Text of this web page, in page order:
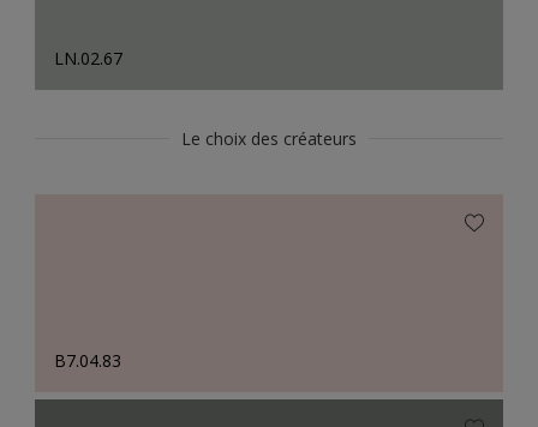
LN.02.67
Le choix des créateurs
B7.04.83